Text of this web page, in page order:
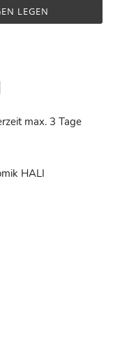
LEGEN
max. 3 Tage
HALI